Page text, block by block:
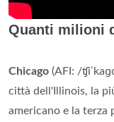
Quanti milioni
Chicago (AFI: /
città dell'Illinois, la
americano e la terza